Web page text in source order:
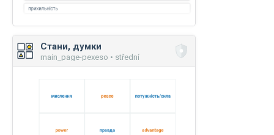
Стани, думки
main_page-pexeso • střední